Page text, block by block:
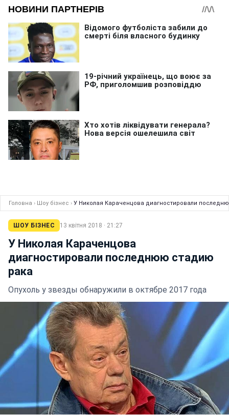
Головна › Шоу бізнес › У Николая Караченцова диагностировали
ШОУ БІЗНЕС 13 квітня 2018 · 21:27
У Николая Караченцова
диагностировали последнюю стадию
рака
Опухоль у звезды обнаружили в октябре 2017 года